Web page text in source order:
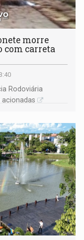
morre
com carreta
Rodoviária
acionadas